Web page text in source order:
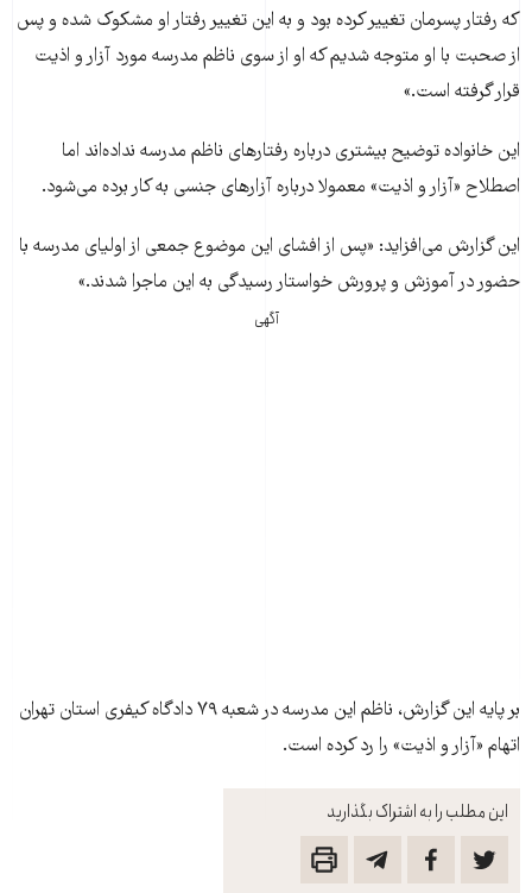
این مطلب را به اشتراک بگذارید
که رفتار پسرمان تغيير کرده بود و به اين تغيير رفتار او مشکوک شده و پس
از صحبت با او متوجه شديم که او از سوی ناظم مدرسه مورد آزار و اذيت
قرار گرفته است.»
اين خانواده توضيح بيشتری درباره رفتارهای ناظم مدرسه نداده‌اند اما
اصطلاح «آزار و اذيت» معمولا درباره آزارهای جنسی به کار برده می‌شود.
اين گزارش می‌افزايد: «پس از افشای اين موضوع جمعی از اوليای مدرسه با
حضور در آموزش و پرورش خواستار رسيدگی به اين ماجرا شدند.»
آگهی
بر پايه اين گزارش، ناظم اين مدرسه در شعبه ۷۹ دادگاه کيفری استان تهران
اتهام «آزار و اذيت» را رد کرده است.